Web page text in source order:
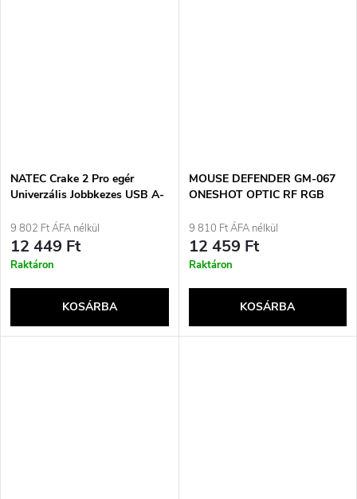
NATEC Crake 2 Pro egér
Univerzális Jobbkezes USB A-
9 802 Ft ÁFA nélkül
12 449 Ft
Raktáron
KOSÁRBA
MOUSE DEFENDER GM-067
ONESHOT OPTIC RF RGB
9 810 Ft ÁFA nélkül
12 459 Ft
Raktáron
KOSÁRBA